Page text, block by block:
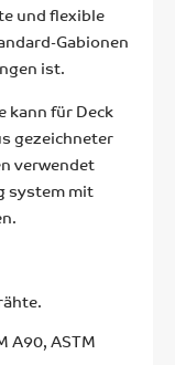
und flexible
Gabionen
ist.
kann für Deck
gezeichneter
verwendet
system mit
A90, ASTM